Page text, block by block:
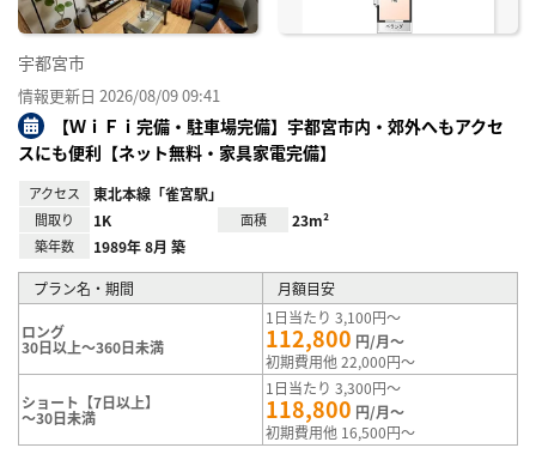
宇都宮市
情報更新日 2026/08/09 09:41
【ＷｉＦｉ完備・駐車場完備】宇都宮市内・郊外へもアクセ
スにも便利【ネット無料・家具家電完備】
アクセス 東北本線「雀宮駅」
間取り 1K 面積 23m²
築年数 1989年 8月 築
プラン名・期間 月額目安
ロング
30日以上～360日未満
1日当たり 3,100円～
112,800 円/月～
初期費用他 22,000円～
ショート【7日以上】
～30日未満
1日当たり 3,300円～
118,800 円/月～
初期費用他 16,500円～